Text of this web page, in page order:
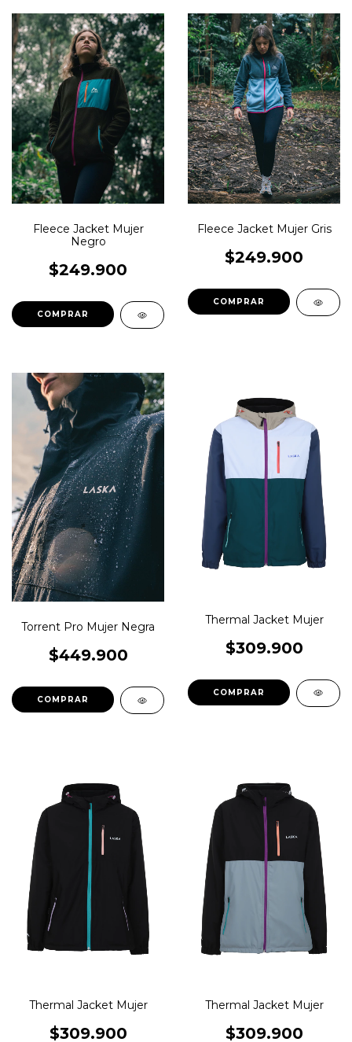
Fleece Jacket Mujer
Negro
$249.900
COMPRAR
Fleece Jacket Mujer Gris
$249.900
COMPRAR
Torrent Pro Mujer Negra
$449.900
COMPRAR
Thermal Jacket Mujer
$309.900
COMPRAR
Thermal Jacket Mujer
$309.900
Thermal Jacket Mujer
$309.900